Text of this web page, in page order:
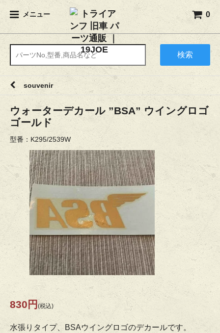
メニュー 0
検索
souvenir
ウォーターデカール ”BSA” ウイングロゴ
ゴールド
型番：K295/2539W
830円 (税込)
水張りタイプ、BSAウイングロゴのデカールです。